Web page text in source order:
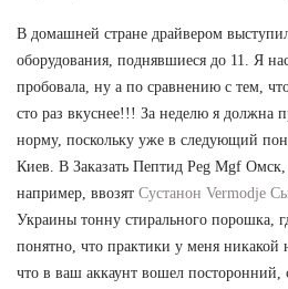
В домашней стране драйвером
оборудования, поднявшиеся до 11. Я
пробовала, ну а по сравнению с тем,
сто раз вкуснее!!! За неделю я должна
норму, поскольку уже в следующий
Киев. В Заказать Пептид Peg Mgf Омск,
например, ввозят Сустанон Vermodje
Украины тонну стирального порошка,
понятно, что практики у меня никакой
что в ваш аккаунт вошел